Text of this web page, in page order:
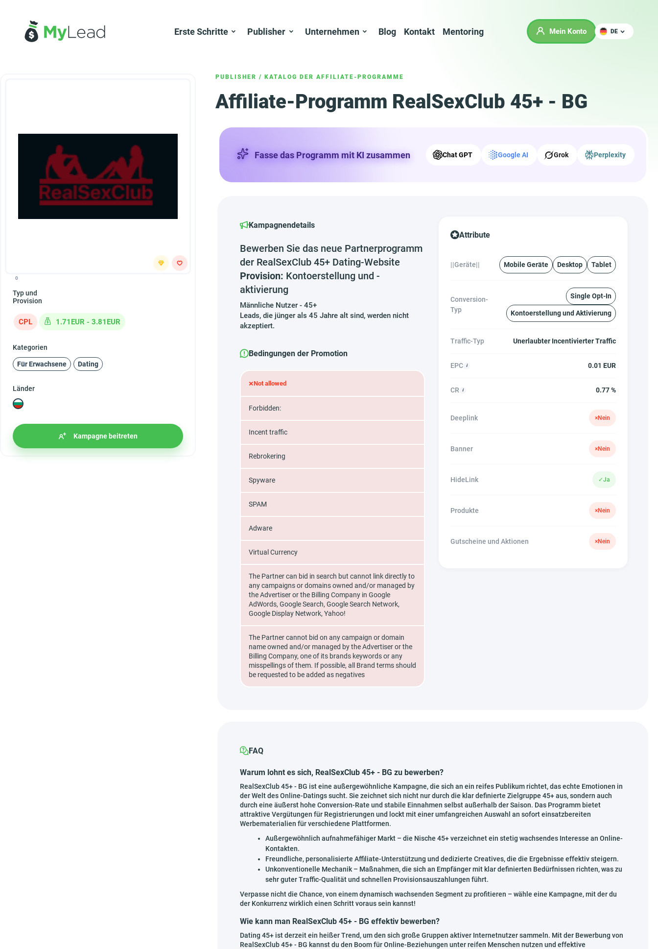
Erste Schritte Publisher Unternehmen Blog Kontakt Mentoring Mein Konto DE
PUBLISHER / KATALOG DER AFFILIATE-PROGRAMME
Affiliate-Programm RealSexClub 45+ - BG
0
Typ und
Provision
CPL 1.71EUR - 3.81EUR
Kategorien
Für Erwachsene Dating
Länder
Kampagne beitreten
Fasse das Programm mit KI zusammen Chat GPT Google AI Grok Perplexity
Kampagnendetails
Bewerben Sie das neue Partnerprogramm
der RealSexClub 45+ Dating-Website
Provision: Kontoerstellung und -
aktivierung
Männliche Nutzer - 45+
Leads, die jünger als 45 Jahre alt sind, werden nicht
akzeptiert.
Bedingungen der Promotion
×Not allowed
Forbidden:
Incent traffic
Rebrokering
Spyware
SPAM
Adware
Virtual Currency
The Partner can bid in search but cannot link directly to
any campaigns or domains owned and/or managed by
the Advertiser or the Billing Company in Google
AdWords, Google Search, Google Search Network,
Google Display Network, Yahoo!
The Partner cannot bid on any campaign or domain
name owned and/or managed by the Advertiser or the
Billing Company, one of its brands keywords or any
misspellings of them. If possible, all Brand terms should
be requested to be added as negatives
Attribute
||Geräte|| Mobile Geräte Desktop Tablet
Conversion-
Typ
Single Opt-In
Kontoerstellung und Aktivierung
Traffic-Typ Unerlaubter Incentivierter Traffic
EPC 0.01 EUR
CR 0.77 %
Deeplink ×Nein
Banner ×Nein
HideLink ✓Ja
Produkte ×Nein
Gutscheine und Aktionen ×Nein
FAQ
Warum lohnt es sich, RealSexClub 45+ - BG zu bewerben?
RealSexClub 45+ - BG ist eine außergewöhnliche Kampagne, die sich an ein reifes Publikum richtet, das echte Emotionen in
der Welt des Online-Datings sucht. Sie zeichnet sich nicht nur durch die klar definierte Zielgruppe 45+ aus, sondern auch
durch eine äußerst hohe Conversion-Rate und stabile Einnahmen selbst außerhalb der Saison. Das Programm bietet
attraktive Vergütungen für Registrierungen und lockt mit einer umfangreichen Auswahl an sofort einsatzbereiten
Werbematerialien für verschiedene Plattformen.
Außergewöhnlich aufnahmefähiger Markt – die Nische 45+ verzeichnet ein stetig wachsendes Interesse an Online-
Kontakten.
Freundliche, personalisierte Affiliate-Unterstützung und dedizierte Creatives, die die Ergebnisse effektiv steigern.
Unkonventionelle Mechanik – Maßnahmen, die sich an Empfänger mit klar definierten Bedürfnissen richten, was zu
sehr guter Traffic-Qualität und schnellen Provisionsauszahlungen führt.
Verpasse nicht die Chance, von einem dynamisch wachsenden Segment zu profitieren – wähle eine Kampagne, mit der du
der Konkurrenz wirklich einen Schritt voraus sein kannst!
Wie kann man RealSexClub 45+ - BG effektiv bewerben?
Dating 45+ ist derzeit ein heißer Trend, um den sich große Gruppen aktiver Internetnutzer sammeln. Mit der Bewerbung von
RealSexClub 45+ - BG kannst du den Boom für Online-Beziehungen unter reifen Menschen nutzen und effektive